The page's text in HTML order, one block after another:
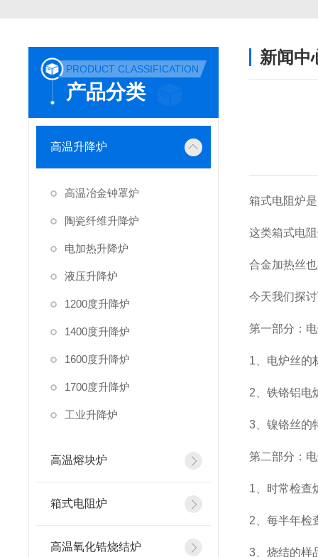
PRODUCT CLASSIFICATION
产品分类
高温升降炉
高温冶金钟罩炉
陶瓷纤维升降炉
电加热升降炉
液压升降炉
1200度升降炉
1400度升降炉
1600度升降炉
1700度升降炉
工业升降炉
高温熔块炉
箱式电阻炉
高温氧化锆烧结炉
新闻中
箱式电阻炉
这类箱式电
合金加热丝
今天我们探
第一部分：
1、电炉丝的
2、铁铬铝电
3、镍铬丝的
第二部分：
1、时常检查
2、每半年检
3、烧结的样